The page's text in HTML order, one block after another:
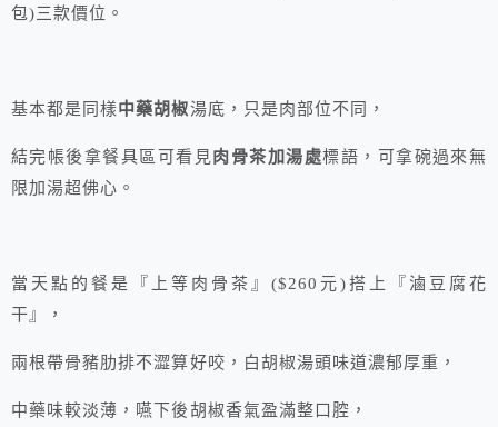
包)三款價位。
基本都是同樣中藥胡椒湯底，只是肉部位不同，
結完帳後拿餐具區可看見肉骨茶加湯處標語，可拿碗過來無
限加湯超佛心。
當天點的餐是『上等肉骨茶』($260元)搭上『滷豆腐花
干』，
兩根帶骨豬肋排不澀算好咬，白胡椒湯頭味道濃郁厚重，
中藥味較淡薄，嚥下後胡椒香氣盈滿整口腔，